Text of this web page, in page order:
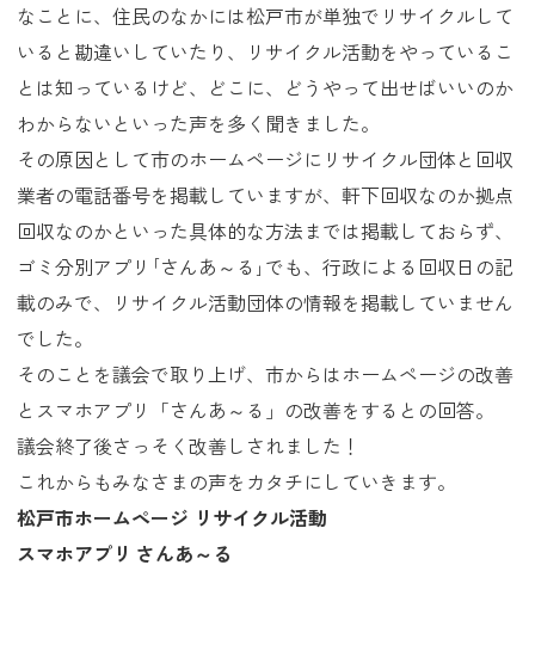
なことに、住民のなかには松戸市が単独でリサイクルして
いると勘違いしていたり、リサイクル活動をやっているこ
とは知っているけど、どこに、どうやって出せばいいのか
わからないといった声を多く聞きました。
その原因として市のホームページにリサイクル団体と回収
業者の電話番号を掲載していますが、軒下回収なのか拠点
回収なのかといった具体的な方法までは掲載しておらず、
ゴミ分別アプリ｢さんあ～る｣でも、行政による回収日の記
載のみで、リサイクル活動団体の情報を掲載していません
でした。
そのことを議会で取り上げ、市からはホームページの改善
とスマホアプリ「さんあ～る」の改善をするとの回答。
議会終了後さっそく改善しされました！
これからもみなさまの声をカタチにしていきます。
松戸市ホームページ リサイクル活動
スマホアプリ さんあ～る